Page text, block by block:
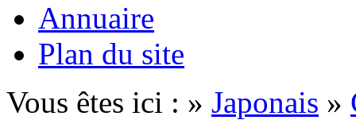
Annuaire
Plan du site
Vous êtes ici : » Japonais »